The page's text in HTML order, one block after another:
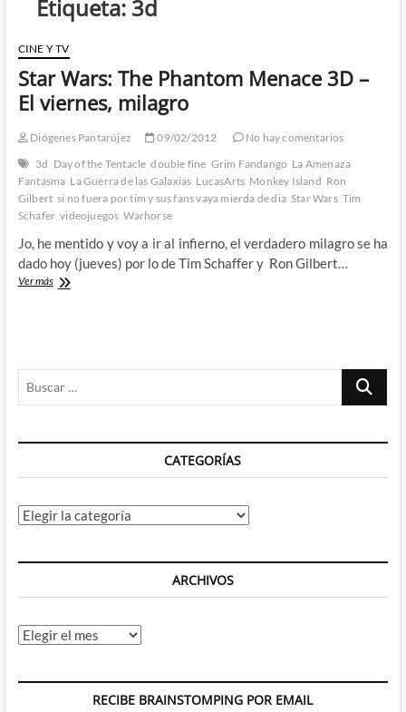
Etiqueta: 3d
CINE Y TV
Star Wars: The Phantom Menace 3D –
El viernes, milagro
Diógenes Pantarújez 09/02/2012
No hay comentarios
3d Day of the Tentacle double fine Grim Fandango La Amenaza
Fantasma La Guerra de las Galaxias LucasArts Monkey Island Ron
Gilbert si no fuera por tim y sus fans vaya mierda de dia Star Wars Tim
Schafer videojuegos Warhorse
Jo, he mentido y voy a ir al infierno, el verdadero milagro se ha
dado hoy (jueves) por lo de Tim Schaffer y Ron Gilbert…
Ver másStar
El
viernes,
Buscar
CATEGORÍAS
Categorías
ARCHIVOS
Archivos
RECIBE BRAINSTOMPING POR EMAIL